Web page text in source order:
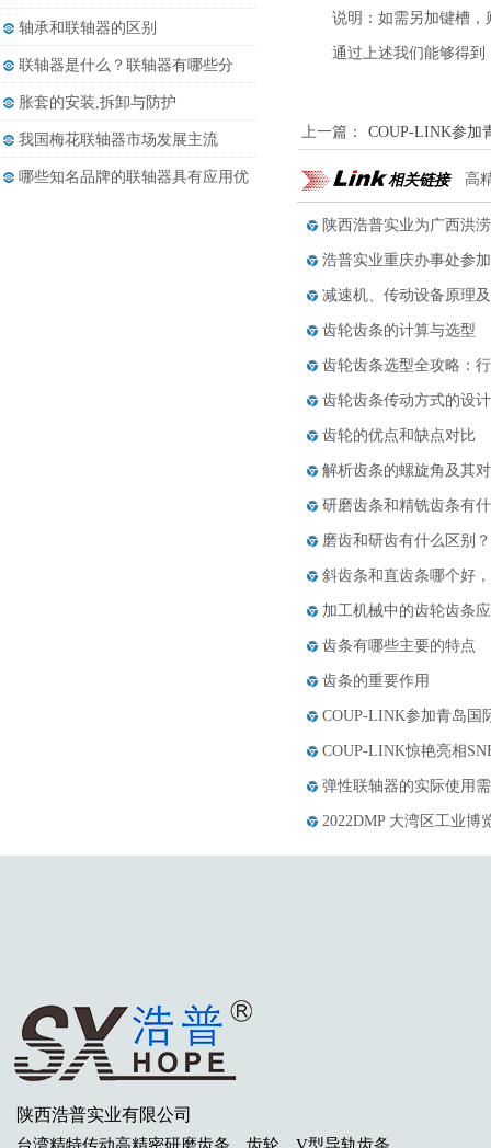
说明：如需另加键槽，
通过上述我们能够得
上一篇： COUP-LINK参加
轴承和联轴器的区别
联轴器是什么？联轴器有哪些分
类？
胀套的安装,拆卸与防护
我国梅花联轴器市场发展主流
哪些知名品牌的联轴器具有应用优
高
相关链接
陕西浩普实业为广西洪
浩普实业重庆办事处参
减速机、传动设备原理
齿轮齿条的计算与选型
齿轮齿条选型全攻略：
齿轮齿条传动方式的设
齿轮的优点和缺点对比
解析齿条的螺旋角及其
研磨齿条和精铣齿条有
磨齿和研齿有什么区别
斜齿条和直齿条哪个好
加工机械中的齿轮齿条
齿条有哪些主要的特点
齿条的重要作用
COUP-LINK参加青岛国
COUP-LINK惊艳亮相
弹性联轴器的实际使用
2022DMP 大湾区工业博
陕西浩普实业有限公司